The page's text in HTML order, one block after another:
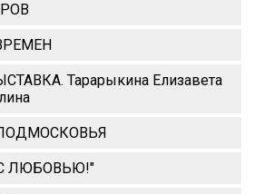
Тарарыкина Елизавета
ЛЮБОВЬЮ!"